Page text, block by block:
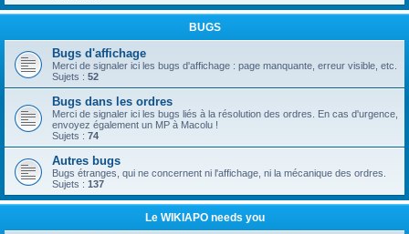
BUGS
Bugs d'affichage
Merci de signaler ici les bugs d'affichage : page manquante, erreur visible, etc.
Sujets : 52
Bugs dans les ordres
Merci de signaler ici les bugs liés à la résolution des ordres. En cas d'urgence,
envoyez également un MP à Macolu !
Sujets : 74
Autres bugs
Bugs étranges, qui ne concernent ni l'affichage, ni la mécanique des ordres.
Sujets : 137
Le WIKIAPO needs you